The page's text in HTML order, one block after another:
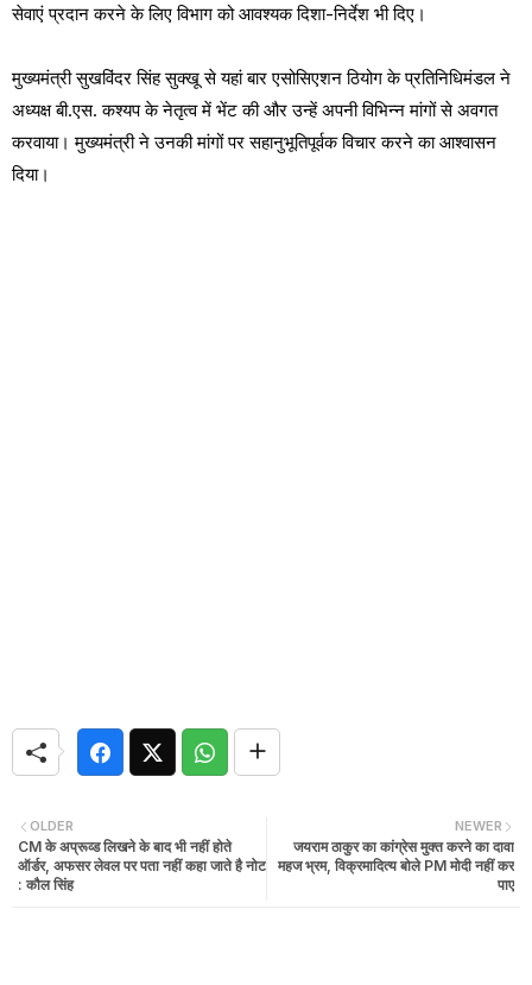
सेवाएं प्रदान करने के लिए विभाग को आवश्यक दिशा-निर्देश भी दिए।
मुख्यमंत्री सुखविंदर सिंह सुक्खू से यहां बार एसोसिएशन ठियोग के प्रतिनिधिमंडल ने
अध्यक्ष बी.एस. कश्यप के नेतृत्व में भेंट की और उन्हें अपनी विभिन्न मांगों से अवगत
करवाया। मुख्यमंत्री ने उनकी मांगों पर सहानुभूतिपूर्वक विचार करने का आश्वासन
दिया।
NEWER
जयराम ठाकुर का कांग्रेस मुक्त करने का दावा
महज भ्रम, विक्रमादित्य बोले PM मोदी नहीं कर
पाए
OLDER
CM के अप्रूव्ड लिखने के बाद भी नहीं होते
ऑर्डर, अफसर लेवल पर पता नहीं कहा जाते है नोट
: कौल सिंह